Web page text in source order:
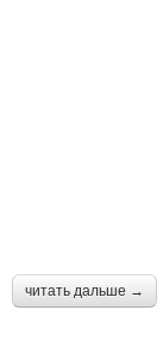
читать дальше →